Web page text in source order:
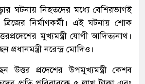
ঘটনায় নিহতদের মধ্যে বেশিরভাগই
নির্মাণকর্মী। এই ঘটনায় শোক
মুখ্যমন্ত্রী যোগী আদিত্যনাথ।
নরেন্দ্র মোদিও।
উত্তর প্রদেশের উপমুখ্যমন্ত্রী কেশব